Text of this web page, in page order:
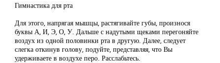
Гимнастика для рта
Для этого, напрягая мышцы, растягивайте губы, произнося
буквы А, И, Э, О, У. Дальше с надутыми щеками перегоняйте
воздух из одной половинки рта в другую. Далее, следует
слегка откинув голову, подуйте, представляя, что Вы
удерживаете в воздухе перо. Расслабьтесь.